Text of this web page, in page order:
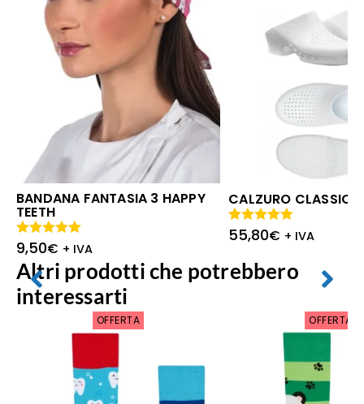
BANDANA FANTASIA 3 HAPPY
TEETH
9,50€ + IVA
Valutato
5.00
CALZURO CLASSIC
55,80€ + IVA
Valutato
5.00 su 5
Altri prodotti che potrebbero
interessarti
OFFERTA OFFERTA